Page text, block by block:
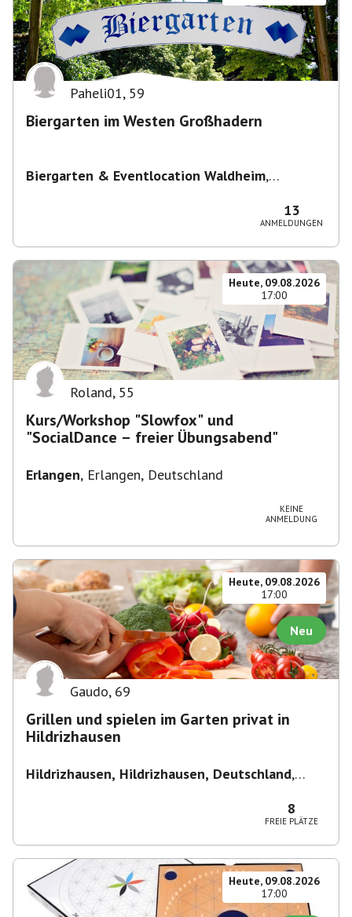
Paheli01, 59
Biergarten im Westen Großhadern
Biergarten & Eventlocation Waldheim,
13
ANMELDUNGEN
Heute, 09.08.2026
17:00
Roland, 55
Kurs/Workshop "Slowfox" und
"SocialDance – freier Übungsabend"
Erlangen, Erlangen, Deutschland
KEINE
ANMELDUNG
Heute, 09.08.2026
17:00
Neu
Gaudo, 69
Grillen und spielen im Garten privat in
Hildrizhausen
Hildrizhausen, Hildrizhausen, Deutschland,
8
FREIE PLÄTZE
Heute, 09.08.2026
17:00